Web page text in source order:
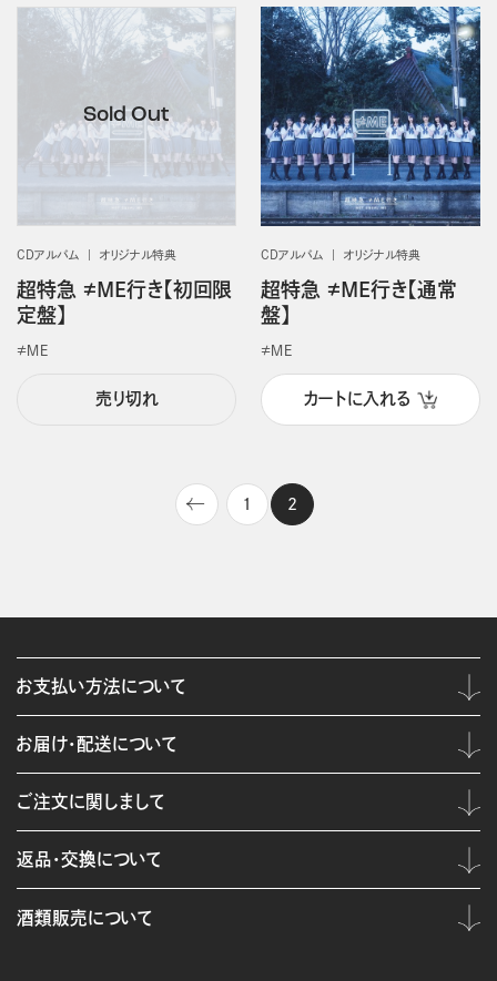
CDアルバム オリジナル特典
超特急 ≠ME行き【初回限
定盤】
≠ＭＥ
売り切れ
CDアルバム オリジナル特典
超特急 ≠ME行き【通常
盤】
≠ＭＥ
カートに入れる
1 2
お支払い方法について
お届け・配送について
ご注文に関しまして
返品・交換について
酒類販売について